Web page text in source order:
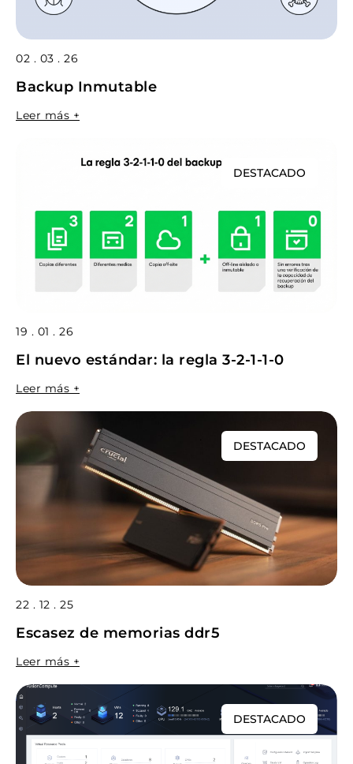
02 . 03 . 26
Backup Inmutable
Leer más +
DESTACADO
19 . 01 . 26
El nuevo estándar: la regla 3-2-1-1-0
Leer más +
DESTACADO
22 . 12 . 25
Escasez de memorias ddr5
Leer más +
DESTACADO